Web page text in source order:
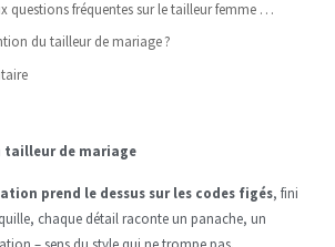
Les réponses aux questions fréquentes sur le tailleur femme mariage
du tailleur de mariage ?
tailleur de mariage
prend le dessus sur les codes figés, fini
chaque détail raconte un panache, un
– sens du style qui ne trompe pas.